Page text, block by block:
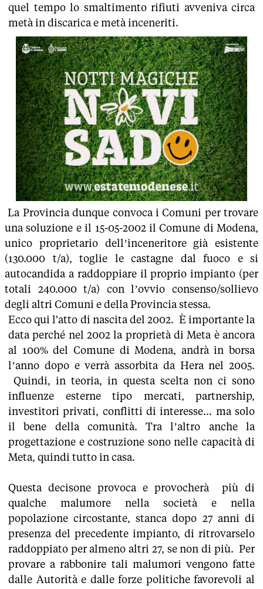
quel tempo lo smaltimento rifiuti avveniva circa
metà in discarica e metà inceneriti.
La Provincia dunque convoca i Comuni per trovare
una soluzione e il 15-05-2002 il Comune di Modena,
unico proprietario dell’inceneritore già esistente
(130.000 t/a), toglie le castagne dal fuoco e si
autocandida a raddoppiare il proprio impianto (per
totali 240.000 t/a) con l’ovvio consenso/sollievo
degli altri Comuni e della Provincia stessa.
Ecco qui l'atto di nascita del 2002. È importante la
data perché nel 2002 la proprietà di Meta è ancora
al 100% del Comune di Modena, andrà in borsa
l’anno dopo e verrà assorbita da Hera nel 2005.
Quindi, in teoria, in questa scelta non ci sono
influenze esterne tipo mercati, partnership,
investitori privati, conflitti di interesse... ma solo
il bene della comunità. Tra l’altro anche la
progettazione e costruzione sono nelle capacità di
Meta, quindi tutto in casa.
Questa decisone provoca e provocherà più di
qualche malumore nella società e nella
popolazione circostante, stanca dopo 27 anni di
presenza del precedente impianto, di ritrovarselo
raddoppiato per almeno altri 27, se non di più. Per
provare a rabbonire tali malumori vengono fatte
dalle Autorità e dalle forze politiche favorevoli al